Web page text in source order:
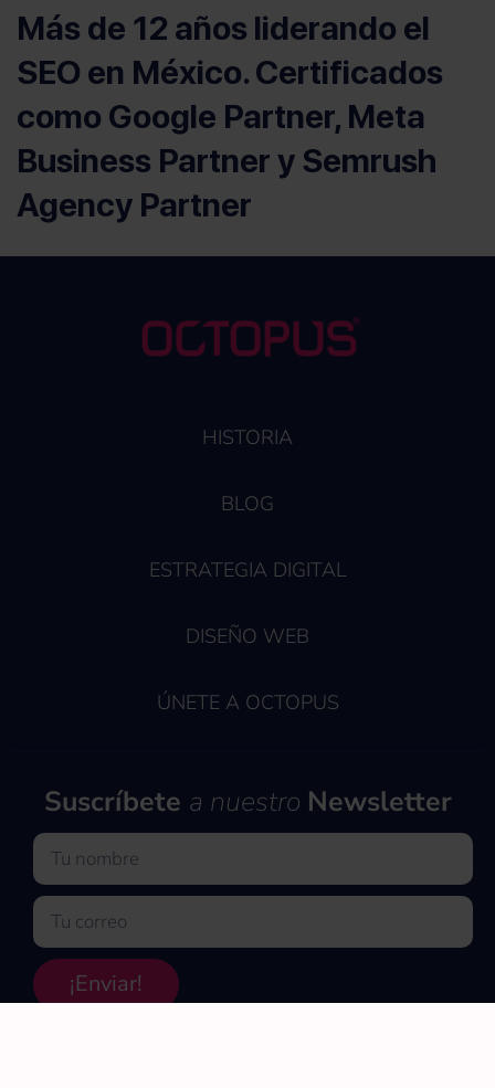
Más de 12 años liderando el
SEO en México. Certificados
como Google Partner, Meta
Business Partner y Semrush
Agency Partner
HISTORIA
BLOG
ESTRATEGIA DIGITAL
DISEÑO WEB
ÚNETE A OCTOPUS
Suscríbete a nuestro Newsletter
Nombre
Email
¡Enviar!